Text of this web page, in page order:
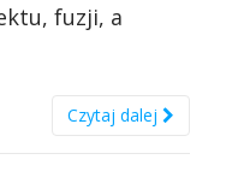
fuzji, a
Czytaj dalej